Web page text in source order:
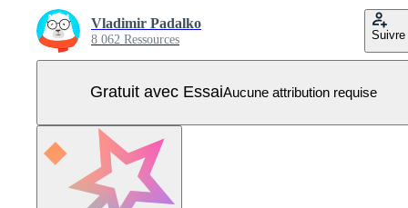
Vladimir Padalko
8 062 Ressources Suivre
Gratuit avec EssaiAucune attribution requise